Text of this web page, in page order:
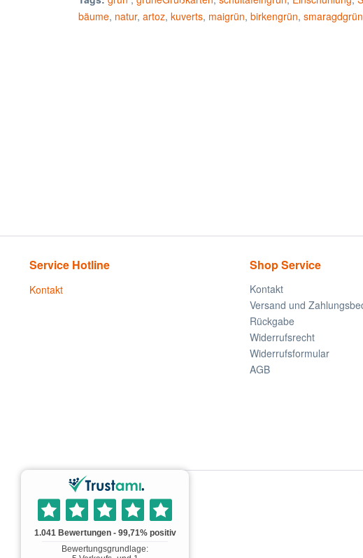
bäume, natur, artoz, kuverts, maigrün, birkengrün, smaragdgrün
Service Hotline
Kontakt
Shop Service
Kontakt
Versand und
Rückgabe
Widerrufsrecht
Widerrufsformular
AGB